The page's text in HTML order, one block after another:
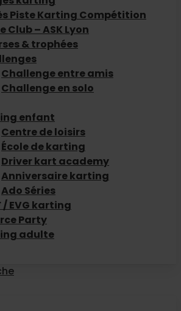
Piste Karting Compétition
Club – ASK Lyon
& trophées
Challenge entre amis
Challenge en solo
enfant
Centre de loisirs
École de karting
Driver kart academy
Anniversaire karting
Ado Séries
/ EVG karting
Party
adulte